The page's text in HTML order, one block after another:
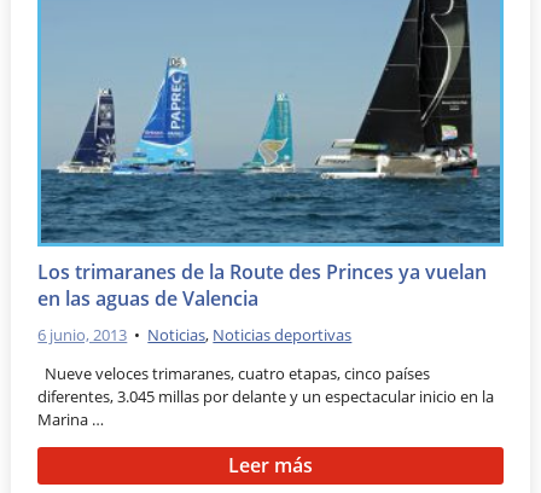
Los trimaranes de la Route des Princes ya vuelan
en las aguas de Valencia
6 junio, 2013 • Noticias, Noticias deportivas
Nueve veloces trimaranes, cuatro etapas, cinco países
diferentes, 3.045 millas por delante y un espectacular inicio en la
Marina …
Leer más